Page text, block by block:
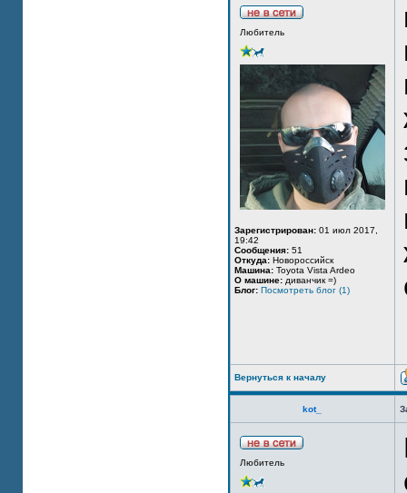
Любитель
Зарегистрирован: 01 июл 2017,
19:42
Сообщения: 51
Откуда: Новороссийск
Машина: Toyota Vista Ardeo
О машине: диванчик =)
Блог: Посмотреть блог (1)
Вернуться к началу
kot_
Любитель